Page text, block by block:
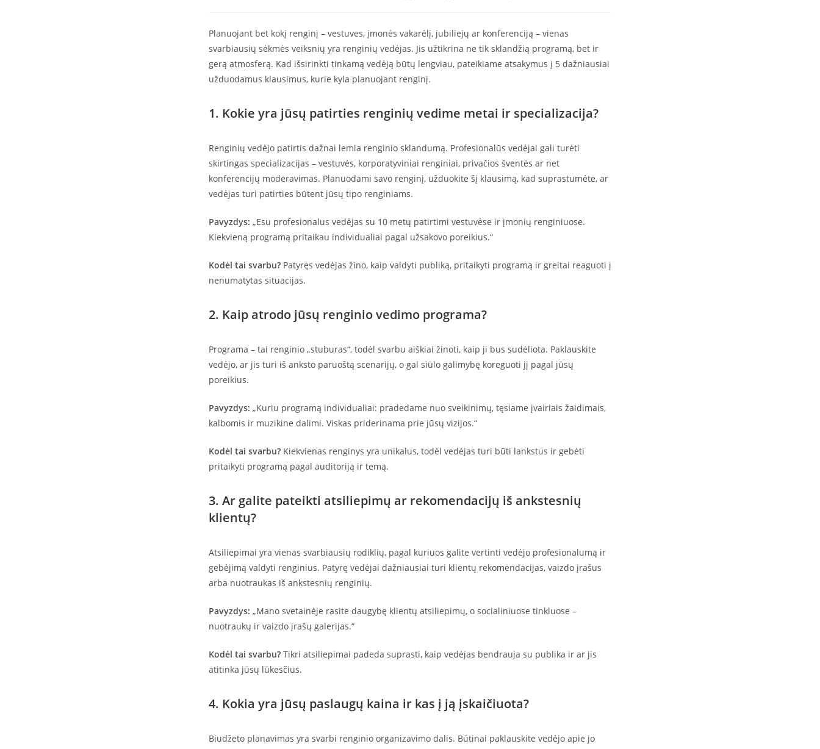
Planuojant bet kokį renginį – vestuves, įmonės vakarėlį, jubiliejų ar konferenciją – vienas
svarbiausių sėkmės veiksnių yra renginių vedėjas. Jis užtikrina ne tik sklandžią programą, bet ir
gerą atmosferą. Kad išsirinkti tinkamą vedėją būtų lengviau, pateikiame atsakymus į 5 dažniausiai
užduodamus klausimus, kurie kyla planuojant renginį.
1. Kokie yra jūsų patirties renginių vedime metai ir specializacija?
Renginių vedėjo patirtis dažnai lemia renginio sklandumą. Profesionalūs vedėjai gali turėti
skirtingas specializacijas – vestuvės, korporatyviniai renginiai, privačios šventės ar net
konferencijų moderavimas. Planuodami savo renginį, užduokite šį klausimą, kad suprastumėte, ar
vedėjas turi patirties būtent jūsų tipo renginiams.
Pavyzdys: „Esu profesionalus vedėjas su 10 metų patirtimi vestuvėse ir įmonių renginiuose.
Kiekvieną programą pritaikau individualiai pagal užsakovo poreikius.“
Kodėl tai svarbu? Patyręs vedėjas žino, kaip valdyti publiką, pritaikyti programą ir greitai reaguoti į
nenumatytas situacijas.
2. Kaip atrodo jūsų renginio vedimo programa?
Programa – tai renginio „stuburas“, todėl svarbu aiškiai žinoti, kaip ji bus sudėliota. Paklauskite
vedėjo, ar jis turi iš anksto paruoštą scenarijų, o gal siūlo galimybę koreguoti jį pagal jūsų
poreikius.
Pavyzdys: „Kuriu programą individualiai: pradedame nuo sveikinimų, tęsiame įvairiais žaidimais,
kalbomis ir muzikine dalimi. Viskas priderinama prie jūsų vizijos.“
Kodėl tai svarbu? Kiekvienas renginys yra unikalus, todėl vedėjas turi būti lankstus ir gebėti
pritaikyti programą pagal auditoriją ir temą.
3. Ar galite pateikti atsiliepimų ar rekomendacijų iš ankstesnių
klientų?
Atsiliepimai yra vienas svarbiausių rodiklių, pagal kuriuos galite vertinti vedėjo profesionalumą ir
gebėjimą valdyti renginius. Patyrę vedėjai dažniausiai turi klientų rekomendacijas, vaizdo įrašus
arba nuotraukas iš ankstesnių renginių.
Pavyzdys: „Mano svetainėje rasite daugybę klientų atsiliepimų, o socialiniuose tinkluose –
nuotraukų ir vaizdo įrašų galerijas.“
Kodėl tai svarbu? Tikri atsiliepimai padeda suprasti, kaip vedėjas bendrauja su publika ir ar jis
atitinka jūsų lūkesčius.
4. Kokia yra jūsų paslaugų kaina ir kas į ją įskaičiuota?
Biudžeto planavimas yra svarbi renginio organizavimo dalis. Būtinai paklauskite vedėjo apie jo